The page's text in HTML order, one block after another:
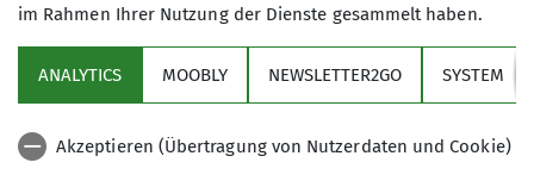
Links
Unsere Sektion
im Rahmen Ihrer Nutzung der Dienste gesammelt haben.
ANALYTICS MOOBLY NEWSLETTER2GO SYSTEM
Akzeptieren (Übertragung von Nutzerdaten und Cookie)